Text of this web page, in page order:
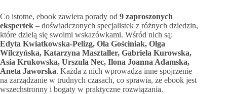
Co istotne, ebook zawiera porady od 9 zaproszonych
ekspertek – doświadczonych specjalistek z różnych dziedzin,
które dzielą się swoimi wskazówkami. Wśród nich są:
Edyta Kwiatkowska-Pelizg, Ola Gościniak, Olga
Wilczyńska, Katarzyna Masztaller, Gabriela Kurowska,
Asia Krukowska, Urszula Nec, Ilona Joanna Adamska,
Aneta Jaworska. Każda z nich wprowadza inne spojrzenie
na zarządzanie w trudnych czasach, co sprawia, że ebook jest
wszechstronny i bogaty w praktyczne rozwiązania.